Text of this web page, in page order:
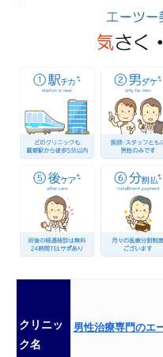
クリニッ
ク名
男性治療専門のエ